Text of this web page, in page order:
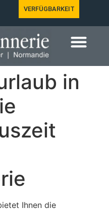
VERFÜGBARKEIT
in
Ihnen die